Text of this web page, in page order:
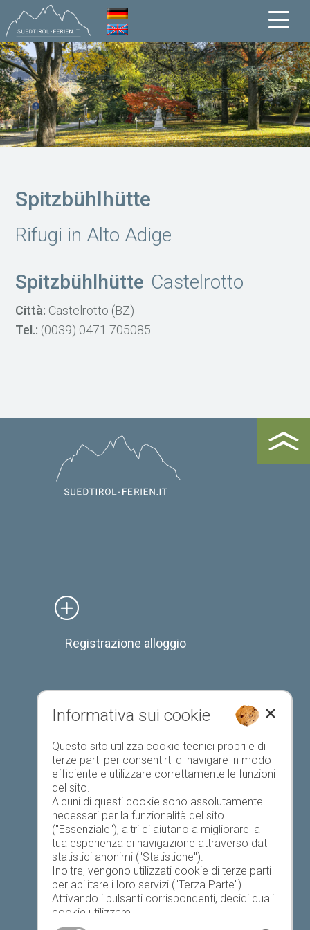
Spitzbühlhütte
Rifugi in Alto Adige
Spitzbühlhütte Castelrotto
Città: Castelrotto (BZ)
Tel.: (0039) 0471 705085
Registrazione alloggio
Elenco preferiti
Oggi Domani mercoledì
19 °C 34 °C 19 °C 34 °C 18 °C 34 °C
Informativa sui cookie
Questo sito utilizza cookie tecnici propri e di
terze parti per consentirti di navigare in modo
efficiente e utilizzare correttamente le funzioni
del sito.
Alcuni di questi cookie sono assolutamente
necessari per la funzionalità del sito
("Essenziale"), altri ci aiutano a migliorare la
tua esperienza di navigazione attraverso dati
statistici anonimi ("Statistiche").
Inoltre, vengono utilizzati cookie di terze parti
per abilitare i loro servizi ("Terza Parte").
Attivando i pulsanti corrispondenti, decidi quali
cookie utilizzare.
Cliccando su "Accetta tutto", "Salva selezione"